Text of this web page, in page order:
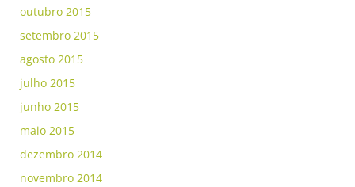
outubro 2015
setembro 2015
agosto 2015
julho 2015
junho 2015
maio 2015
dezembro 2014
novembro 2014